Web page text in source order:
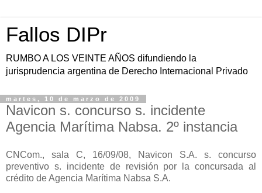
Fallos DIPr
RUMBO A LOS VEINTE AÑOS difundiendo la
jurisprudencia argentina de Derecho Internacional Privado
martes, 10 de marzo de 2009
Navicon s. concurso s. incidente
Agencia Marítima Nabsa. 2º instancia
CNCom., sala C, 16/09/08, Navicon S.A. s. concurso
preventivo s. incidente de revisión por la concursada al
crédito de Agencia Marítima Nabsa S.A.